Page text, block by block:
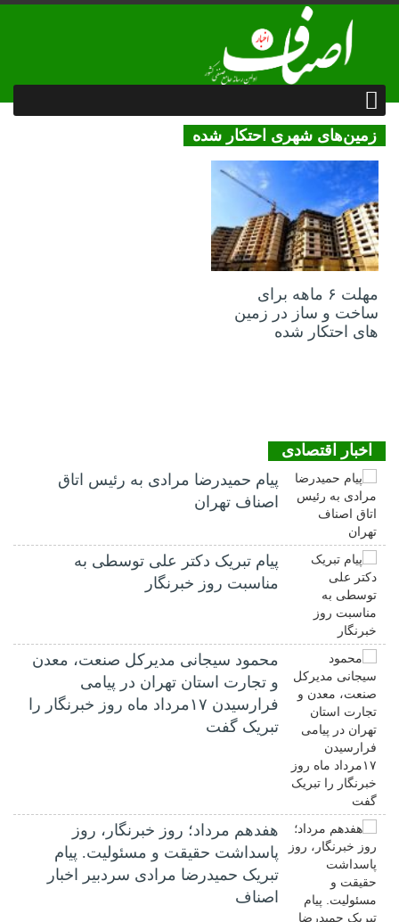
زمین‌های شهری احتکار شده
08 خرداد 1402
مهلت ۶ ماهه برای
ساخت و ساز در زمین
های احتکار شده
اخبار اقتصادی
پیام حمیدرضا مرادی به رئیس اتاق
اصناف تهران
پیام تبریک دکتر علی توسطی به
مناسبت روز خبرنگار
محمود سیجانی مدیرکل صنعت، معدن
و تجارت استان تهران در پیامی
فرارسیدن ۱۷مرداد ماه روز خبرنگار را
تبریک گفت
هفدهم مرداد؛ روز خبرنگار، روز
پاسداشت حقیقت و مسئولیت. پیام
تبریک حمیدرضا مرادی سردبیر اخبار
اصناف